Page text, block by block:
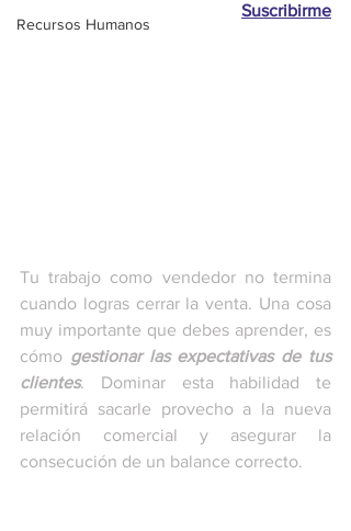
Recursos Humanos
Suscribirme
Tu trabajo como vendedor no termina
cuando logras cerrar la venta. Una cosa
muy importante que debes aprender, es
cómo gestionar las expectativas de tus
clientes. Dominar esta habilidad te
permitirá sacarle provecho a la nueva
relación comercial y asegurar la
consecución de un balance correcto.